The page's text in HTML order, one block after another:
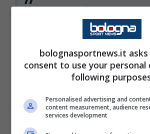
Fabbian è molto
Frattesi, ha fisicità e
indiscutibile per età
tecnica. Noi li
giovani, anche
grande personalità.
bolognasportnews.it
consent to use your
following
Personalised advertising and
content measurement, audience
services development